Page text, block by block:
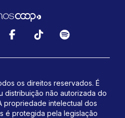
os direitos reservados. É
distribuição não autorizada do
propriedade intelectual dos
é protegida pela legislação